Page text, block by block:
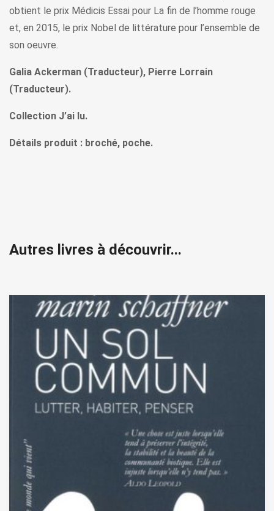
obtient le prix Médicis Essai pour La fin de l’homme rouge
et, en 2015, le prix Nobel de littérature pour l’ensemble de
son oeuvre.
Galia Ackerman (Traducteur), Pierre Lorrain
(Traducteur).
Collection J’ai lu.
Détails produit : broché, poche.
Autres livres à découvrir...